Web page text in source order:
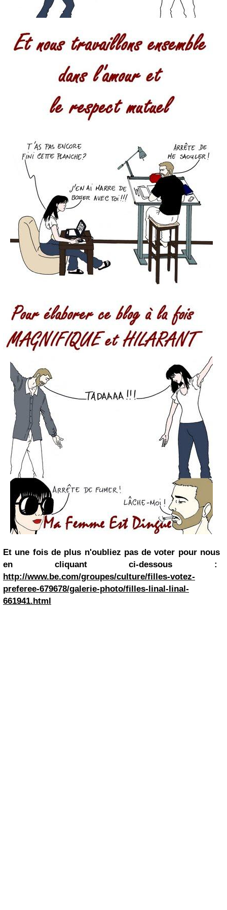
Et une fois de plus n'oubliez pas de voter pour nous
en cliquant ci-dessous :
http://www.be.com/groupes/culture/filles-votez-
preferee-679678/galerie-photo/filles-linal-linal-
661941.html